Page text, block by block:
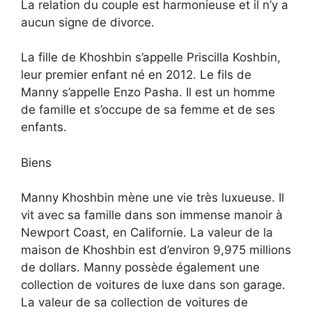
La relation du couple est harmonieuse et il n’y a
aucun signe de divorce.
La fille de Khoshbin s’appelle Priscilla Koshbin,
leur premier enfant né en 2012. Le fils de
Manny s’appelle Enzo Pasha. Il est un homme
de famille et s’occupe de sa femme et de ses
enfants.
Biens
Manny Khoshbin mène une vie très luxueuse. Il
vit avec sa famille dans son immense manoir à
Newport Coast, en Californie. La valeur de la
maison de Khoshbin est d’environ 9,975 millions
de dollars. Manny possède également une
collection de voitures de luxe dans son garage.
La valeur de sa collection de voitures de